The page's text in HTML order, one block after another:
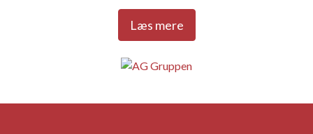
Læs mere
kvalitet, der kan tåle livet.